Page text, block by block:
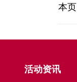
本
活动资讯